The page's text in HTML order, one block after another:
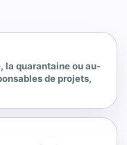
la quarantaine ou au-
de projets,